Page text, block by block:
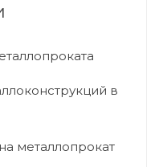
в
металлопрокат